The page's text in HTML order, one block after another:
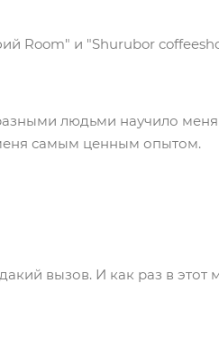
Room" и "Shurubor
людьми научило меня
меня самым ценным опытом.
вызов. И как раз в этот